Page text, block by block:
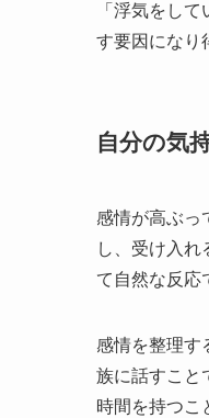
「浮気をし
す要因になり
自分の気
感情が高ぶっ
し、受け入
て自然な反応
感情を整理す
族に話すこと
時間を持つこ